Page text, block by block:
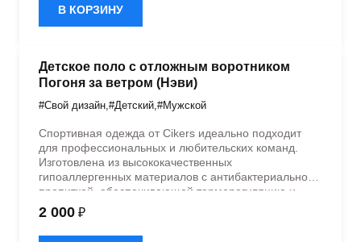
В КОРЗИНУ
Детское поло с отложным воротником
Погоня за ветром (Нэви)
#Свой дизайн #Детский #Мужской
Спортивная одежда от Cikers идеально подходит
для профессиональных и любительских команд.
Изготовлена из высококачественных
гипоаллергенных материалов с антибактериальной
пропиткой, обеспечивающей терморегуляцию и
быстрое влагоотведение. Одежда обладает
эластичностью в 5 направлениях и стильным
дизайном.
2 000 ₽